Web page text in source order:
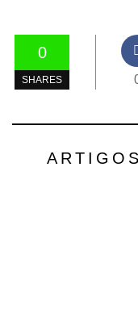
0
SHARES